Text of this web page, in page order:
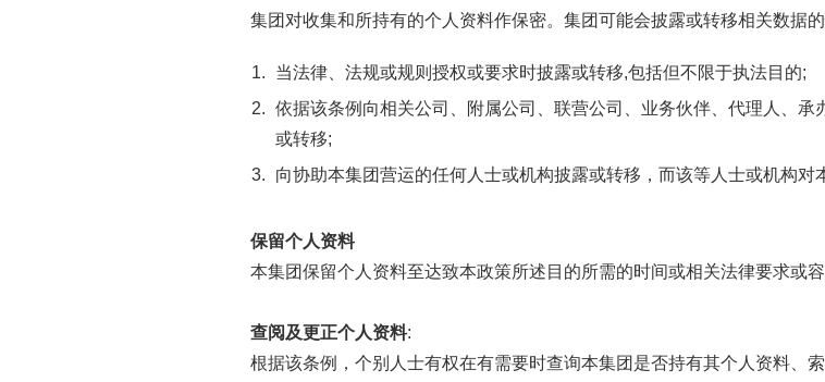
集团对收集和所持有的个人资料作保密。集团可能会披露或转移相关数据
当法律、法规或规则授权或要求时披露或转移,包括但不限于执法目的;
依据该条例向相关公司、附属公司、联营公司、业务伙伴、代理人、
或转移;
向协助本集团营运的任何人士或机构披露或转移，而该等人士或机构对
保留个人资料
本集团保留个人资料至达致本政策所述目的所需的时间或相关法律要求或容
查阅及更正个人资料:
根据该条例，个别人士有权在有需要时查询本集团是否持有其个人资料、